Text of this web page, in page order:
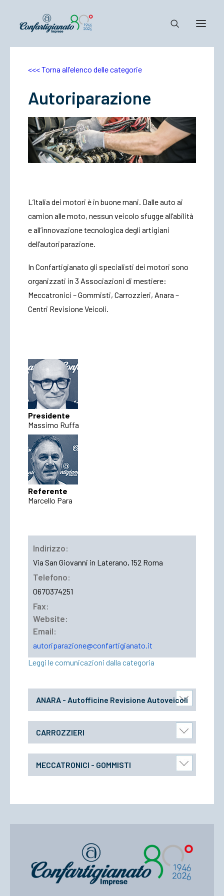
Notizie e Documenti
Dove siamo
Il Sistema
Cosa Facciamo
Associarsi
<<< Torna all'elenco delle categorie
Autoriparazione
L’Italia dei motori è in buone mani. Dalle auto ai
camion alle moto, nessun veicolo sfugge all’abilità
e all’innovazione tecnologica degli artigiani
dell’autoriparazione.
In Confartigianato gli specialisti dei motori sono
organizzati in 3 Associazioni di mestiere:
Meccatronici – Gommisti, Carrozzieri, Anara –
Centri Revisione Veicoli.
Presidente
Massimo Ruffa
Referente
Marcello Para
Indirizzo:
Via San Giovanni in Laterano, 152 Roma
Telefono:
0670374251
Fax:
Website:
Email:
autoriparazione@confartigianato.it
Leggi le comunicazioni dalla categoria
ANARA - Autofficine Revisione Autoveicoli
CARROZZIERI
MECCATRONICI - GOMMISTI